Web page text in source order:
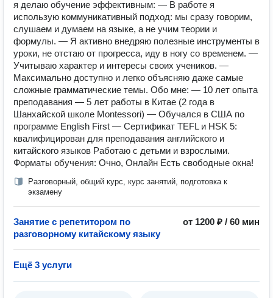
я делаю обучение эффективным: — В работе я
использую коммуникативный подход: мы сразу говорим,
слушаем и думаем на языке, а не учим теории и
формулы. — Я активно внедряю полезные инструменты в
уроки, не отстаю от прогресса, иду в ногу со временем. —
Учитываю характер и интересы своих учеников. —
Максимально доступно и легко объясняю даже самые
сложные грамматические темы. Обо мне: — 10 лет опыта
преподавания — 5 лет работы в Китае (2 года в
Шанхайской школе Montessori) — Обучался в США по
программе English First — Сертификат TEFL и HSK 5:
квалифицирован для преподавания английского и
китайского языков Работаю с детьми и взрослыми.
Форматы обучения: Очно, Онлайн Есть свободные окна!
Разговорный, общий курс, курс занятий, подготовка к
экзамену
Занятие с репетитором по
разговорному китайскому языку
от 1200 ₽ / 60 мин
Ещё 3 услуги